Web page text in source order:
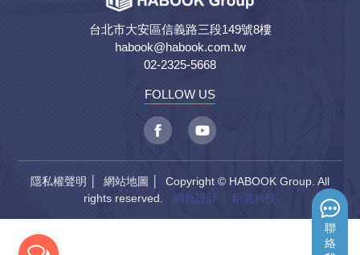
聯
絡
台北市大安區信義路三段149號8樓
habook@habook.com.tw
02-2325-5668
FOLLOW US
隱私權聲明 網站地圖
│ Copyright © HABOOK Group. All
rights reserved. 網頁設計 │ 鉅潞科技